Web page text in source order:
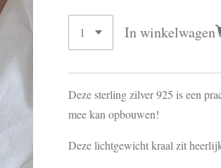
In winkelwagen
Deze sterling zilver 925 is een
mee kan opbouwen!
Deze lichtgewicht kraal zit